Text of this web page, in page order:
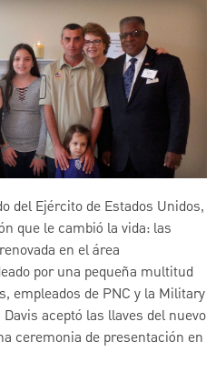
del Ejército de Estados Unidos,
que le cambió la vida: las
en el área
por una pequeña multitud
empleados de PNC y la Military
aceptó las llaves del nuevo
ceremonia de presentación en